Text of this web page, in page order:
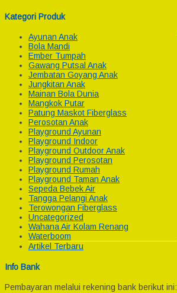
Kategori Produk
Ayunan Anak
Bola Mandi
Ember Tumpah
Gawang Putsal Anak
Jembatan Goyang Anak
Jungkitan Anak
Mainan Bola Dunia
Mangkok Putar
Patung Maskot Fiberglass
Perosotan Anak
Playground Ayunan
Playground Indoor
Playground Outdoor Anak
Playground Perosotan
Playground Rumah
Playground Taman Anak
Sepeda Bebek Air
Tangga Pelangi Anak
Terowongan Fiberglass
Uncategorized
Wahana Air Kolam Renang
Waterboom
Artikel Terbaru
Info Bank
Pembayaran melalui rekening bank berikut ini: